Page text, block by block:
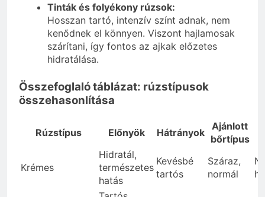
Tinták és folyékony rúzsok:
Hosszan tartó, intenzív színt adnak, nem
kenődnek el könnyen. Viszont hajlamosak
szárítani, így fontos az ajkak előzetes
hidratálása.
Összefoglaló táblázat: rúzstípusok
összehasonlítása
Rúzstípus Előnyök Hátrányok
Ajánlott
bőrtípus
Krémes
Hidratál,
természetes
hatás
Kevésbé
tartós
Száraz,
normál